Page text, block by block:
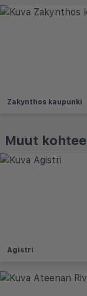
Zakynthos kaupunki
Muut
Agistri